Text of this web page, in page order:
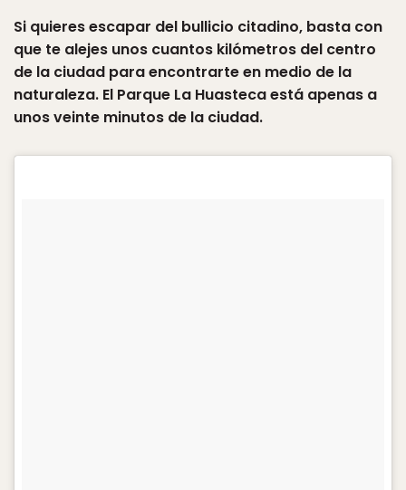
Si quieres escapar del bullicio citadino, basta con
que te alejes unos cuantos kilómetros del centro
de la ciudad para encontrarte en medio de la
naturaleza. El Parque La Huasteca está apenas a
unos veinte minutos de la ciudad.